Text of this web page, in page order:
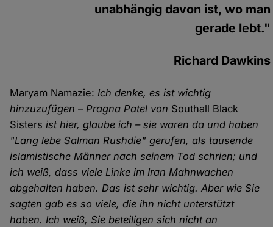
unabhängig davon ist, wo man
gerade lebt."
Richard Dawkins
Maryam Namazie:Ich denke, es ist wichtig
hinzuzufügen – Pragna Patel von Southall Black
Sisters ist hier, glaube ich – sie waren da und haben
"Lang lebe Salman Rushdie" gerufen, als tausende
islamistische Männer nach seinem Tod schrien; und
ich weiß, dass viele Linke im Iran Mahnwachen
abgehalten haben. Das ist sehr wichtig. Aber wie Sie
sagten gab es so viele, die ihn nicht unterstützt
haben. Ich weiß, Sie beteiligen sich nicht an